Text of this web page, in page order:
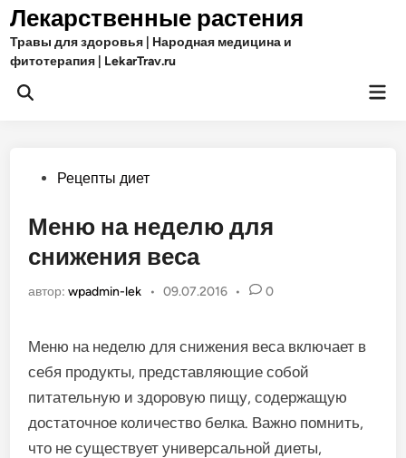
Перейти
содержимому
Лекарственные растения
Травы для здоровья | Народная медицина и
фитотерапия | LekarTrav.ru
Открыть
Опубликовано
Рецепты диет
Меню на неделю для
снижения веса
автор:wpadmin-lek • 09.07.2016 • 0
Меню на неделю для снижения веса включает в
себя продукты, представляющие собой
питательную и здоровую пищу, содержащую
достаточное количество белка. Важно помнить,
что не существует универсальной диеты,